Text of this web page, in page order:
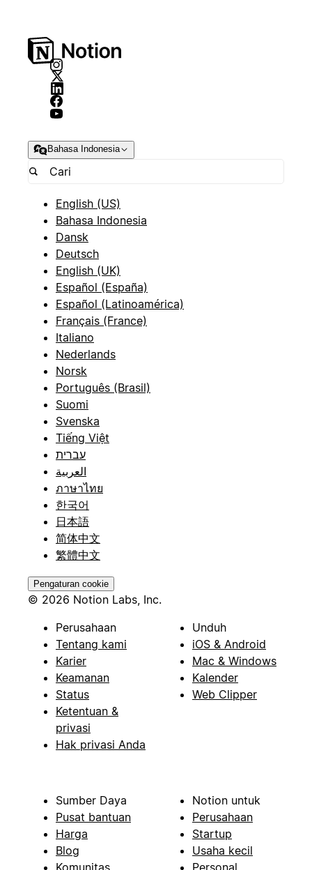
Bahasa Indonesia
English (US)
Bahasa Indonesia
Dansk
Deutsch
English (UK)
Español (España)
Español (Latinoamérica)
Français (France)
Italiano
Nederlands
Norsk
Português (Brasil)
Suomi
Svenska
Tiếng Việt
עברית
العربية
ภาษาไทย
한국어
日本語
简体中文
繁體中文
Pengaturan cookie
© 2026 Notion Labs, Inc.
Perusahaan
Tentang kami
Karier
Keamanan
Status
Ketentuan &
privasi
Hak privasi Anda
Unduh
iOS & Android
Mac & Windows
Kalender
Web Clipper
Sumber Daya
Pusat bantuan
Harga
Blog
Komunitas
Notion untuk
Perusahaan
Startup
Usaha kecil
Personal